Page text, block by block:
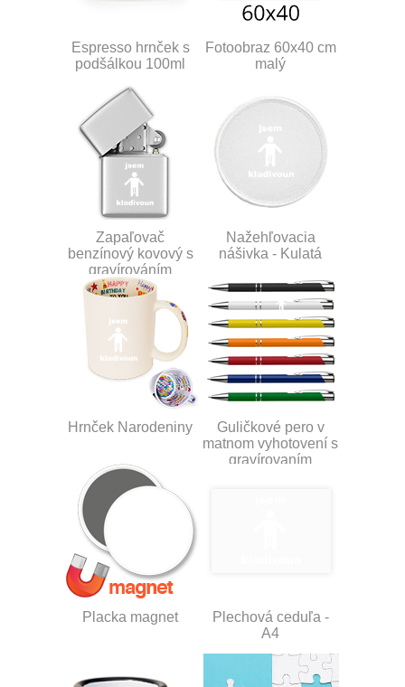
Espresso hrnček s
podšálkou 100ml
Fotoobraz 60x40 cm
malý
Zapaľovač
benzínový kovový s
gravírováním
Nažehľovacia
nášivka - Kulatá
Hrnček Narodeniny
Guličkové pero v
matnom vyhotovení s
gravírovaním
Placka magnet
Plechová ceduľa -
A4